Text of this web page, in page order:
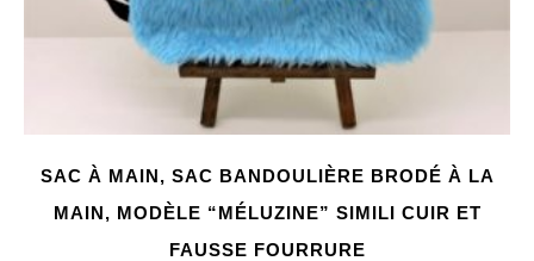
SAC À MAIN, SAC BANDOULIÈRE BRODÉ À LA
MAIN, MODÈLE “MÉLUZINE” SIMILI CUIR ET
FAUSSE FOURRURE